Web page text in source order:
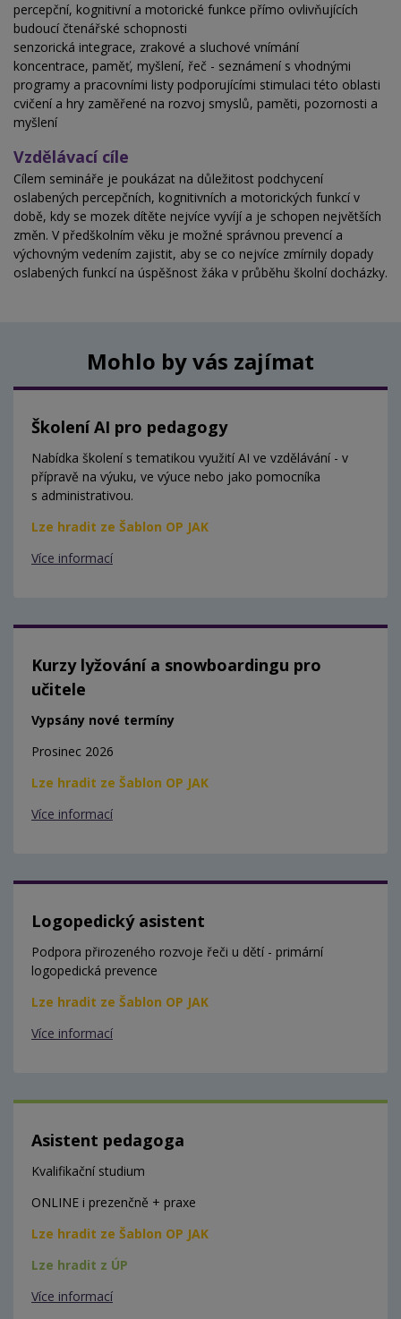
percepční, kognitivní a motorické funkce přímo ovlivňujících
budoucí čtenářské schopnosti
senzorická integrace, zrakové a sluchové vnímání
koncentrace, paměť, myšlení, řeč - seznámení s vhodnými
programy a pracovními listy podporujícími stimulaci této oblasti
cvičení a hry zaměřené na rozvoj smyslů, paměti, pozornosti a
myšlení
Vzdělávací cíle
Cílem semináře je poukázat na důležitost podchycení
oslabených percepčních, kognitivních a motorických funkcí v
době, kdy se mozek dítěte nejvíce vyvíjí a je schopen největších
změn. V předškolním věku je možné správnou prevencí a
výchovným vedením zajistit, aby se co nejvíce zmírnily dopady
oslabených funkcí na úspěšnost žáka v průběhu školní docházky.
Mohlo by vás zajímat
Školení AI pro pedagogy
Nabídka školení s tematikou využití AI ve vzdělávání - v
přípravě na výuku, ve výuce nebo jako pomocníka
s administrativou.
Lze hradit ze Šablon OP JAK
Více informací
Kurzy lyžování a snowboardingu pro
učitele
Vypsány nové termíny
Prosinec 2026
Lze hradit ze Šablon OP JAK
Více informací
Logopedický asistent
Podpora přirozeného rozvoje řeči u dětí - primární
logopedická prevence
Lze hradit ze Šablon OP JAK
Více informací
Asistent pedagoga
Kvalifikační studium
ONLINE i prezenčně + praxe
Lze hradit ze Šablon OP JAK
Lze hradit z ÚP
Více informací